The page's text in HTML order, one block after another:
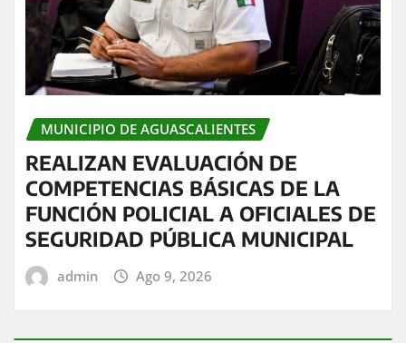
MUNICIPIO DE AGUASCALIENTES
REALIZAN EVALUACIÓN DE
COMPETENCIAS BÁSICAS DE LA
FUNCIÓN POLICIAL A OFICIALES DE
SEGURIDAD PÚBLICA MUNICIPAL
admin Ago 9, 2026